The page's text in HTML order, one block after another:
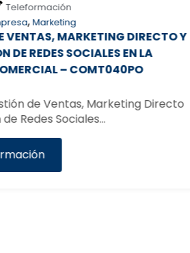
, Marketing
MARKETING DIRECTO Y
SOCIALES EN LA
– COMT040PO
de Ventas, Marketing Directo
Sociales…